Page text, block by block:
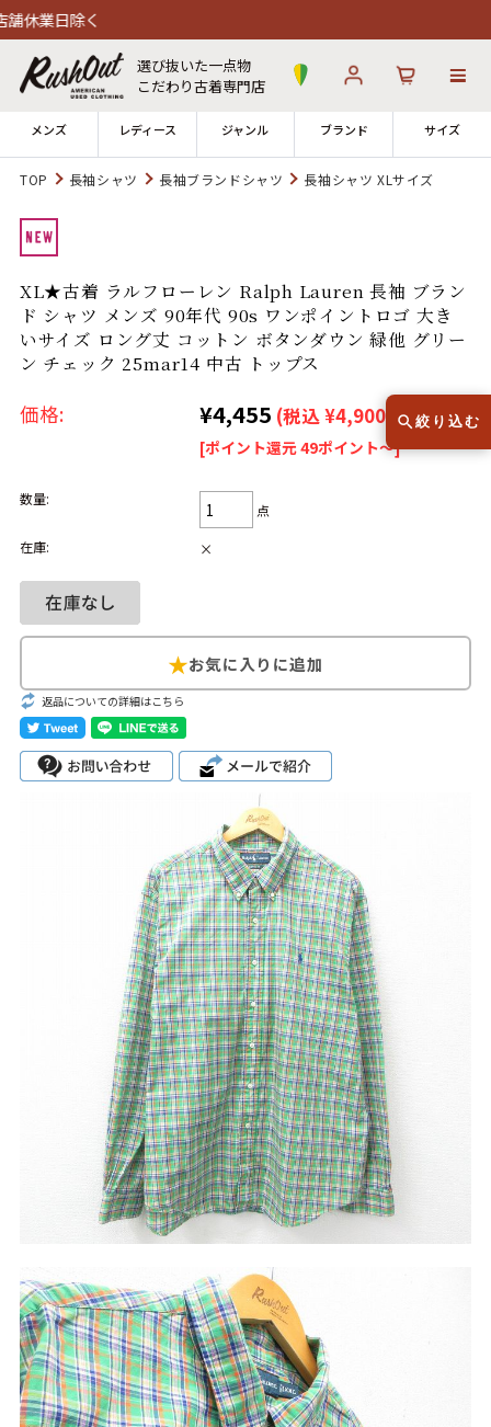
く
選び抜いた一点物
こだわり古着専門店
メンズ レディース ジャンル ブランド サイズ
店舗一覧
全国7店舗・公式通販の比較 →
発送について 12時までのご注文で当日出荷！
今週のHOTワード（7/29〜8/4）
1 Tシャツ USA製
5 ラルフローレン
Search by Brandブランドから探す
ラルフ ローレン ザ・ノース・フェ
イス
カーハート ディッキーズ
アディダス ナイキ
リーバイス ラッセル・アスレ
チック
カ行 サ行
タ行
ハ行 マ行 ラ行
Search by Itemアイテムから探す
ジャケット スウェット セーター
長袖シャツ 半袖シャツ
パンツ レディース
雑貨/小物
TOP 長袖シャツ 長袖ブランドシャツ 長袖シャツ XLサイズ
XL★古着 ラルフローレン Ralph Lauren 長袖 ブラン
ド シャツ メンズ 90年代 90s ワンポイントロゴ 大き
いサイズ ロング丈 コットン ボタンダウン 緑他 グリー
ン チェック 25mar14 中古 トップス
価格: ¥4,455 (税込 ¥4,900)
[ポイント還元 49ポイント～]
数量:
点
在庫:
×
返品についての詳細はこちら
絞り込む